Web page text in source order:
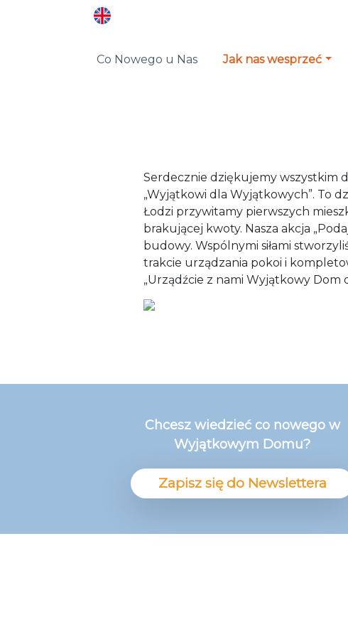
Co Nowego u Nas Jak nas wesprzeć
Serdecznie dziękujemy wszystkim
„Wyjątkowi dla Wyjątkowych”. To
Łodzi przywitamy pierwszych
brakującej kwoty. Nasza akcja
budowy. Wspólnymi siłami
trakcie urządzania pokoi i
„Urządźcie z nami Wyjątkowy Dom
Chcesz wiedzieć co nowego w
Wyjątkowym Domu?
Zapisz się do Newslettera